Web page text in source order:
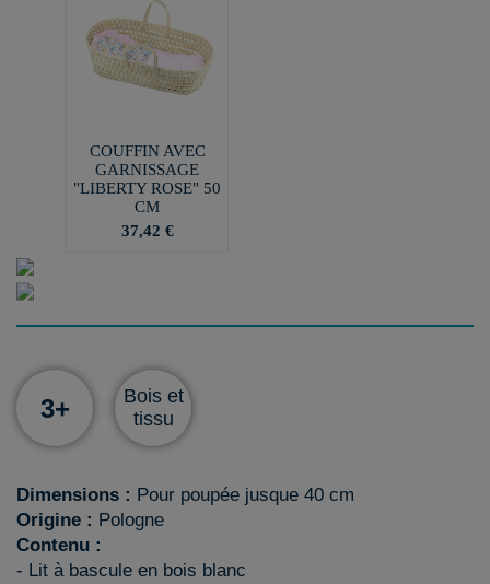
COUFFIN AVEC
GARNISSAGE
"LIBERTY ROSE" 50
CM
37,42 €
3+
Bois et
tissu
Dimensions : Pour poupée jusque 40 cm
Origine : Pologne
Contenu :
- Lit à bascule en bois blanc